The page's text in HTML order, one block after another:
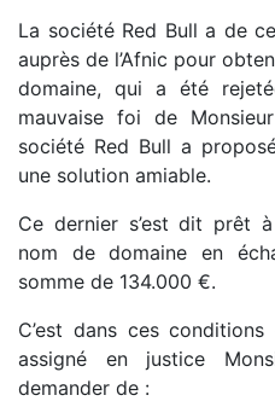
La société Red Bull a de
auprès de l’Afnic pour
domaine, qui a été
mauvaise foi de
société Red Bull a
une solution amiable.
Ce dernier s’est dit prêt
nom de domaine en
somme de 134.000 €.
C’est dans ces
assigné en justice
demander de :